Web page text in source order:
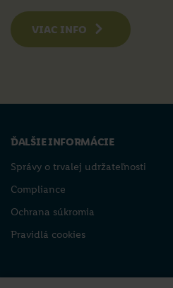
VIAC INFO
ĎALŠIE INFORMÁCIE
Správy o trvalej udržateľnosti
Compliance
Ochrana súkromia
Pravidlá cookies